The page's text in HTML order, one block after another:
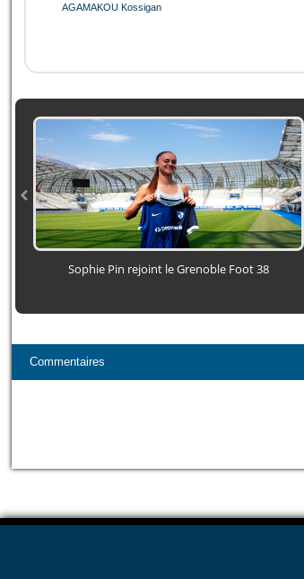
AGAMAKOU Kossigan
Sophie Pin rejoint le Grenoble Foot 38
Commentaires